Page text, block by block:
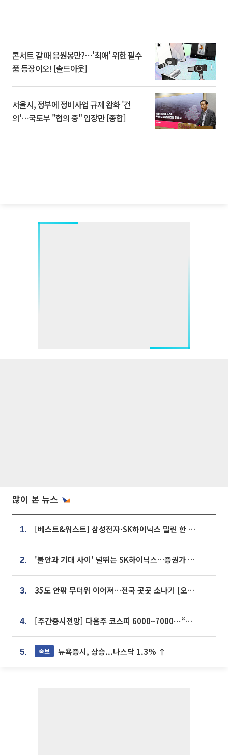
콘서트 갈 때 응원봉만?⋯'최애' 위한 필수
품 등장이오! [솔드아웃]
서울시, 정부에 정비사업 규제 완화 '건
의'⋯국토부 "협의 중" 입장만 [종합]
많이 본 뉴스
1. [베스트&워스트] 삼성전자·SK하이닉스 밀린 한 주…상상인증권은 85% 급등
2. '불안과 기대 사이' 널뛰는 SK하이닉스…증권가 "HBM4·LTA 기반 펀터멘털 견고"
3. 35도 안팎 무더위 이어져…전국 곳곳 소나기 [오늘 날씨]
4. [주간증시전망] 다음주 코스피 6000~7000⋯“外人 수급은 정책이 변수”
5. 속보 뉴욕증시, 상승...나스닥 1.3% ↑